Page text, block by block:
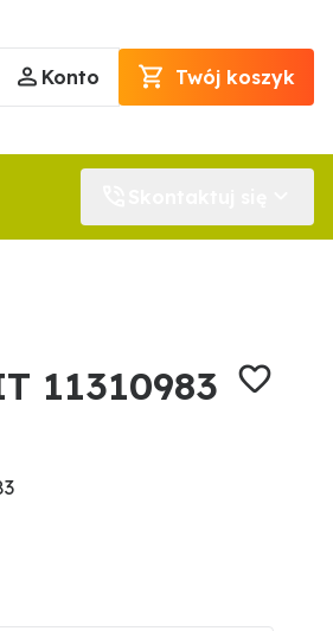
Konto Twój koszyk
11310983